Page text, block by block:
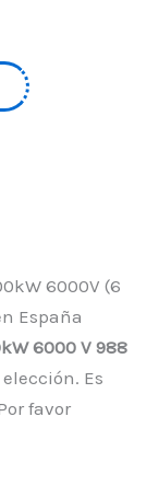
6000 V 988
Es
favor